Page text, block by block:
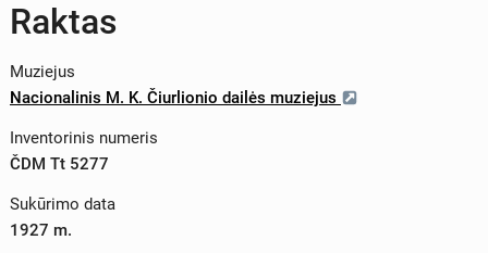
Raktas
Muziejus
Nacionalinis M. K. Čiurlionio dailės muziejus
Inventorinis numeris
ČDM Tt 5277
Sukūrimo data
1927 m.